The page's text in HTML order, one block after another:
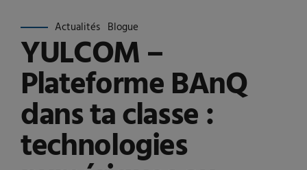
Actualités Blogue
YULCOM –
Plateforme BAnQ
dans ta classe :
technologies